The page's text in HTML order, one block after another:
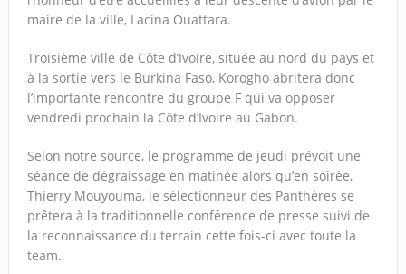
maire de la ville, Lacina Ouattara.
Troisième ville de Côte d’Ivoire, située au nord du pays et
à la sortie vers le Burkina Faso, Korogho abritera donc
l’importante rencontre du groupe F qui va opposer
vendredi prochain la Côte d’Ivoire au Gabon.
Selon notre source, le programme de jeudi prévoit une
séance de dégraissage en matinée alors qu’en soirée,
Thierry Mouyouma, le sélectionneur des Panthères se
prêtera à la traditionnelle conférence de presse suivi de
la reconnaissance du terrain cette fois-ci avec toute la
team.